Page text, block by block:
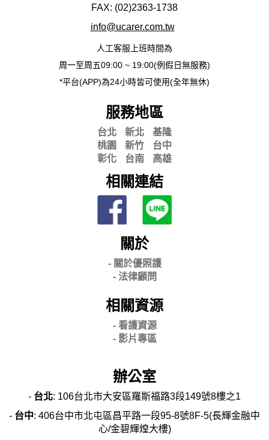
FAX: (02)2363-1738
info@ucarer.com.tw
人工客服上班時間為
周一至周五09:00 ~ 19:00(例假日無服務)
*平台(APP)為24小時皆可使用(全年無休)
服務地區
台北 新北
基隆
桃園
新竹
台中
彰化
台南 高雄
相關連結
關於
- 關於優照護
- 法律顧問
相關資源
- 看護資源
- 影片專區
辦公室
- 台北: 106台北市大安區羅斯福路3段149號8樓之1
- 台中: 406台中市北屯區昌平路一段95-8號8F-5(長輝金融中
心/金碧輝煌大樓)